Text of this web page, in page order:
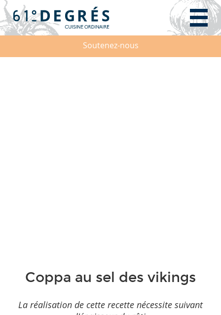
Soutenez-nous
Coppa au sel des vikings
La réalisation de cette recette nécessite suivant